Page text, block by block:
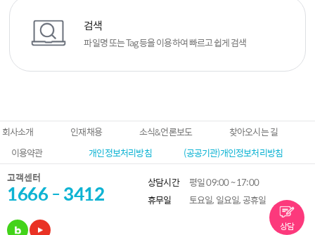
검색
파일명 또는 Tag 등을 이용하여빠르고 쉽게 검색
회사소개 인재채용 소식&언론보도
찾아오시는 길
이용약관
개인정보처리방침
(공공기관)개인정보처리방침
고객센터
1666 - 3412 상담시간
평일 09:00 ~ 17:00
휴무일
토요일, 일요일, 공휴일
상담